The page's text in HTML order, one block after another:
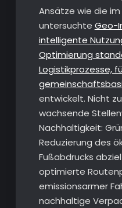
Ansätze wie die im
untersuchte Geo-
intelligente
Optimierung
Logistikprozesse,
entwickelt. Nicht
wachsende
Nachhaltigkeit:
Reduzierung des
Fußabdrucks
optimierte
emissionsarmer
nachhaltige